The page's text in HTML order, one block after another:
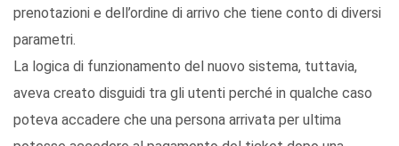
prenotazioni e dell’ordine di arrivo che tiene conto di diversi
parametri.
La logica di funzionamento del nuovo sistema, tuttavia,
aveva creato disguidi tra gli utenti perché in qualche caso
poteva accadere che una persona arrivata per ultima